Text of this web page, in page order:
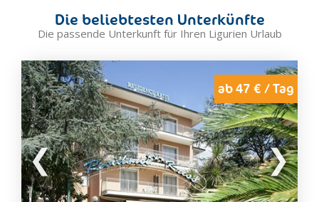
Soldano
Vallecrosia
Ventimiglia
Bormide
Bardineto
Bormida
Cairo Montenotte
Calizzano
Die beliebtesten Unterkünfte
Die passende Unterkunft für Ihren Ligurien Urlaub
ab 47 € / Tag